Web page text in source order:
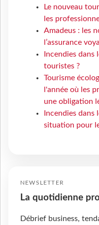
Le nouveau
les
Amadeus : les
l’assurance
Incendies
touristes ?
Tourisme
l'année où les
une obligation
Incendies
situation pour
NEWSLETTER
La quotidienne
Débrief business,